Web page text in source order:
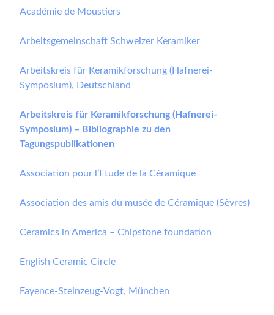
Académie de Moustiers
Arbeitsgemeinschaft Schweizer Keramiker
Arbeitskreis für Keramikforschung (Hafnerei-
Symposium), Deutschland
Arbeitskreis für Keramikforschung (Hafnerei-
Symposium) – Bibliographie zu den
Tagungspublikationen
Association pour l’Etude de la Céramique
Association des amis du musée de Céramique (Sèvres)
Ceramics in America – Chipstone foundation
English Ceramic Circle
Fayence-Steinzeug-Vogt, München